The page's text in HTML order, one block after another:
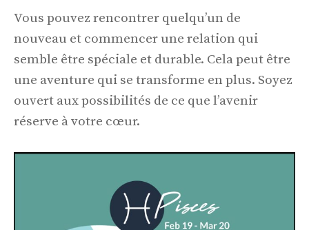
Vous pouvez rencontrer quelqu’un de
nouveau et commencer une relation qui
semble être spéciale et durable. Cela peut être
une aventure qui se transforme en plus. Soyez
ouvert aux possibilités de ce que l’avenir
réserve à votre cœur.